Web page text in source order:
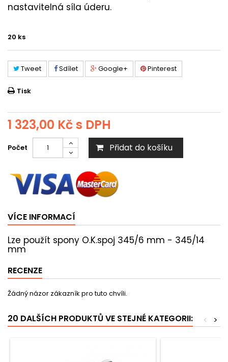
nastavitelná síla úderu.
20 ks
Tweet Sdílet Google+ Pinterest
Tisk
1 323,00 Kčs DPH
Počet Přidat do košíku
VÍCE INFORMACÍ
Lze použít spony O.K.spoj 345/6 mm - 345/14
mm
RECENZE
Žádný názor zákazník pro tuto chvíli.
20 DALŠÍCH PRODUKTŮ VE STEJNÉ KATEGORII: >
<